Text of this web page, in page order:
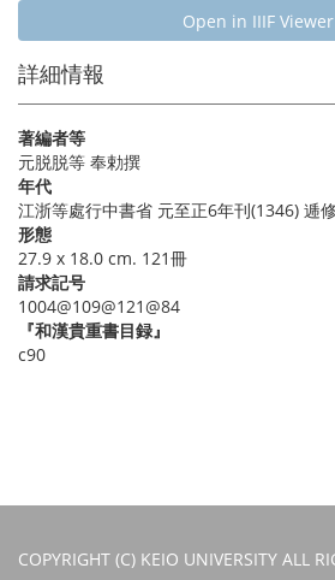
Open in IIIF Viewer
詳細情報
著編者等
元脱脱等 奉勅撰
年代
江浙等處行中書省 元至正6年刊(1346)
形態
27.9 x 18.0 cm. 121冊
請求記号
1004@109@121@84
『和漢貴重書目録』
c90
COPYRIGHT (C) KEIO UNIVERSITY ALL